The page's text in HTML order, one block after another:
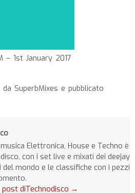
– 1st January 2017
SuperbMixes e pubblicato
Elettronica, House e Techno è
con i set live e mixati dei deejay
del mondo e le classifiche con i pezzi
diTechnodisco →